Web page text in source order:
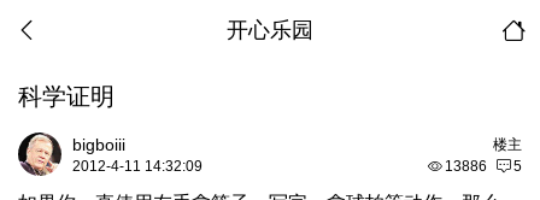
开心乐园
科学证明
楼主
bigboiii
13886 5
2012-4-11 14:32:09